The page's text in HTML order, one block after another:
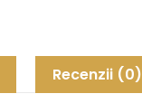
Recenzii (0)